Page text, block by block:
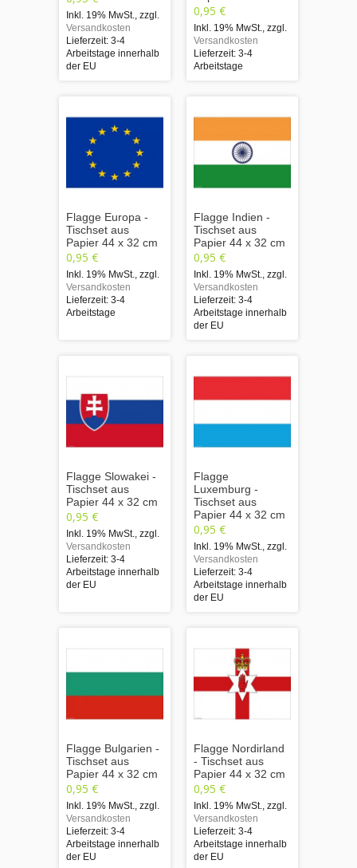
Inkl. 19% MwSt. zzgl.
Versandkosten
Lieferzeit: 3-4
Arbeitstage innerhalb
der EU
0,95 €
Inkl. 19% MwSt. zzgl.
Versandkosten
Lieferzeit: 3-4
Arbeitstage
Flagge Europa -
Tischset aus
Papier 44 x 32 cm
0,95 €
Inkl. 19% MwSt. zzgl.
Versandkosten
Lieferzeit: 3-4
Arbeitstage
Flagge Indien -
Tischset aus
Papier 44 x 32 cm
0,95 €
Inkl. 19% MwSt. zzgl.
Versandkosten
Lieferzeit: 3-4
Arbeitstage innerhalb
der EU
Flagge Slowakei -
Tischset aus
Papier 44 x 32 cm
0,95 €
Inkl. 19% MwSt. zzgl.
Versandkosten
Lieferzeit: 3-4
Arbeitstage innerhalb
der EU
Flagge
Luxemburg -
Tischset aus
Papier 44 x 32 cm
0,95 €
Inkl. 19% MwSt. zzgl.
Versandkosten
Lieferzeit: 3-4
Arbeitstage innerhalb
der EU
Flagge Bulgarien -
Tischset aus
Papier 44 x 32 cm
0,95 €
Inkl. 19% MwSt. zzgl.
Versandkosten
Lieferzeit: 3-4
Arbeitstage innerhalb
der EU
Flagge Nordirland
- Tischset aus
Papier 44 x 32 cm
0,95 €
Inkl. 19% MwSt. zzgl.
Versandkosten
Lieferzeit: 3-4
Arbeitstage innerhalb
der EU